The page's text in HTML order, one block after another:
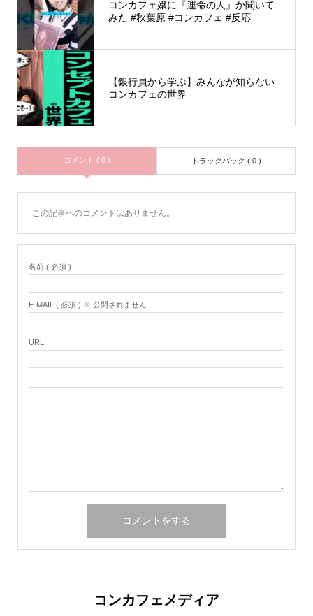
コンカフェ嬢に『運命の人』か聞いて
みた #秋葉原 #コンカフェ #反応
【銀行員から学ぶ】みんなが知らない
コンカフェの世界
コメント ( 0 ) トラックバック ( 0 )
この記事へのコメントはありません。
名前 ( 必須 )
E-MAIL ( 必須 ) ※ 公開されません
URL
コンカフェメディア